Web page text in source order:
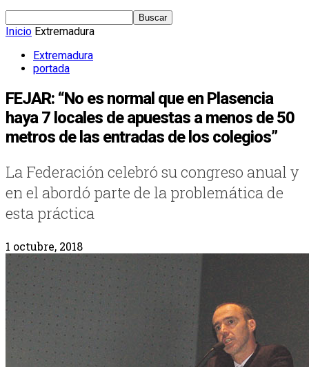
Inicio Extremadura
Extremadura
portada
FEJAR: “No es normal que en Plasencia
haya 7 locales de apuestas a menos de 50
metros de las entradas de los colegios”
La Federación celebró su congreso anual y
en el abordó parte de la problemática de
esta práctica
1 octubre, 2018